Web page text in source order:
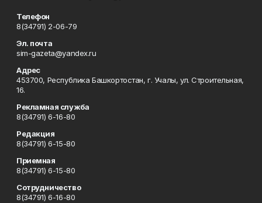
Телефон
8(34791) 2-06-79
Эл. почта
sim-gazeta@yandex.ru
Адрес
453700, Республика Башкортостан, г. Учалы, ул. Строительная,
16.
Рекламная служба
8(34791) 6-16-80
Редакция
8(34791) 6-15-80
Приемная
8(34791) 6-15-80
Сотрудничество
8(34791) 6-16-80